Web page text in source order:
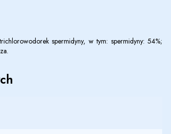
spermidyny, w tym: spermidyny: 54%;